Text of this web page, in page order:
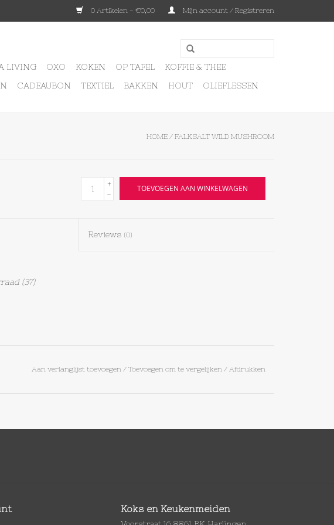
0 Artikelen - €0,00 Mijn account / Registreren
LIVING OXO KOKEN OP TAFEL
KOFFIE & THEE
CADEAUBON TEXTIEL BAKKEN HOUT OLIEFLESSEN
HOME / FALKSALT WILD MUSHROOM
+
-
TOEVOEGEN AAN WINKELWAGEN
Reviews (0)
(37)
Aan verlanglijst toevoegen/ Toevoegen om te vergelijken / Afdrukken
Koks en Keukenmeiden